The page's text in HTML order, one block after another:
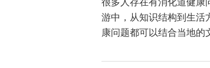
很多人存在有消化道健康
游中，从知识结构到生活
康问题都可以结合当地的